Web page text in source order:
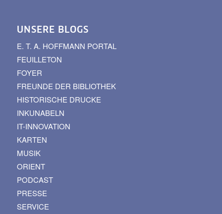
UNSERE BLOGS
E. T. A. HOFFMANN PORTAL
FEUILLETON
FOYER
FREUNDE DER BIBLIOTHEK
HISTORISCHE DRUCKE
INKUNABELN
IT-INNOVATION
KARTEN
MUSIK
ORIENT
PODCAST
PRESSE
SERVICE